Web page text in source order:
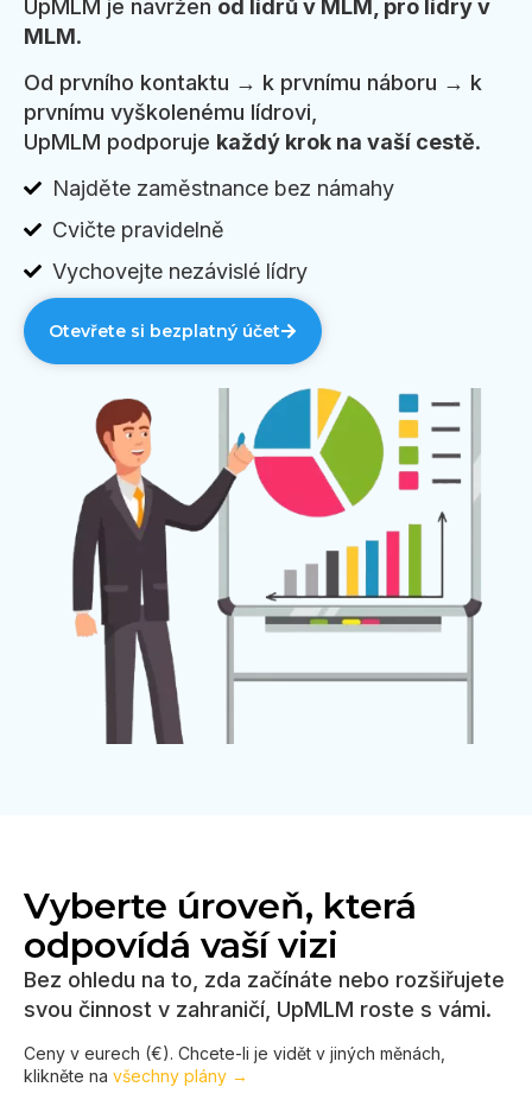
UpMLM je navržen od lídrů v MLM, pro lídry v
MLM.
Od prvního kontaktu → k prvnímu náboru → k
prvnímu vyškolenému lídrovi,
UpMLM podporuje každý krok na vaší cestě.
Najděte zaměstnance bez námahy
Cvičte pravidelně
Vychovejte nezávislé lídry
Otevřete si bezplatný účet
Vyberte úroveň, která
odpovídá vaší vizi
Bez ohledu na to, zda začínáte nebo rozšiřujete
svou činnost v zahraničí, UpMLM roste s vámi.
Ceny v eurech (€). Chcete-li je vidět v jiných měnách,
klikněte na všechny plány →